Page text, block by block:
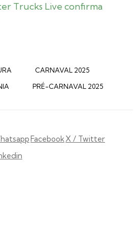
Trucks Live confirma
CARNAVAL 2025
PRÉ-CARNAVAL 2025
FacebookX / Twitter